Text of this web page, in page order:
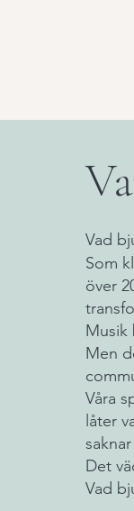
Vad
Som
över
Musik
Men
Våra
låter
Det
Vad